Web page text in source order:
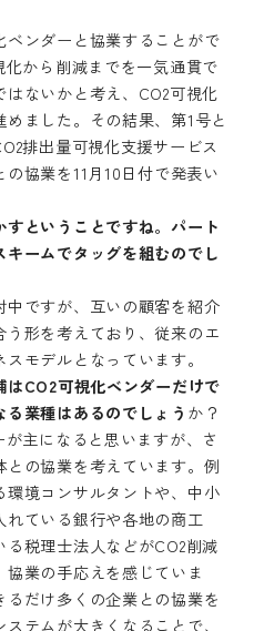
ベンダーと協業することがで
から削減までを一気通貫で
ないかと考え、CO2可視化
ました。その結果、第1号と
排出量可視化支援サービス
協業を11月10日付で発表い
ということですね。パート
ームでタッグを組むのでし
中ですが、互いの顧客を紹介
う形を考えており、従来のエ
モデルとなっています。
CO2可視化ベンダーだけで
業種はあるのでしょう か？
が主になると思いますが、さ
との協業を考えています。例
環境コンサルタントや、中小
ている銀行や各地の商工
税理士法人などがCO2削減
業の手応えを感じていま
だけ多くの企業との協業を
テムが大きくなることで、